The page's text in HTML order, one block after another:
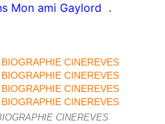
Mon ami Gaylord .
CINEREVES